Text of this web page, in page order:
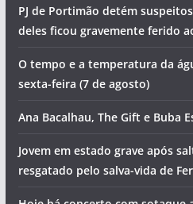
PJ de Portimão detém
deles ficou gravemente ferido
O tempo e a temperatura da
sexta-feira (7 de agosto)
Ana Bacalhau, The Gift e Buba
Jovem em estado grave após
resgatado pelo salva-vida de